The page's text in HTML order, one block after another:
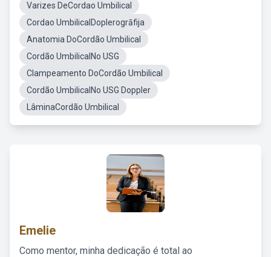
Varizes DeCordao Umbilical
Cordao UmbilicalDoplerogrāfija
Anatomia DoCordão Umbilical
Cordão UmbilicalNo USG
Clampeamento DoCordão Umbilical
Cordão UmbilicalNo USG Doppler
LâminaCordão Umbilical
Emelie
Como mentor, minha dedicação é total ao